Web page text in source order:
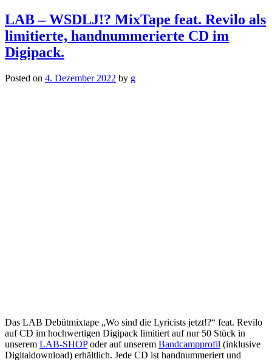
LAB – WSDLJ!? MixTape feat. Revilo als
limitierte, handnummerierte CD im
Digipack.
Posted on 4. Dezember 2022 by g
Das LAB Debütmixtape „Wo sind die Lyricists jetzt!?“ feat. Revilo
auf CD im hochwertigen Digipack limitiert auf nur 50 Stück in
unserem LAB-SHOPoder auf unserem Bandcampprofil (inklusive
Digitaldownload) erhältlich. Jede CD ist handnummeriert und